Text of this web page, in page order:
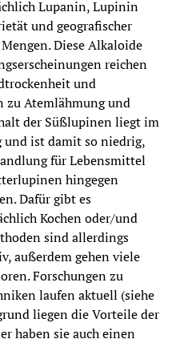
Lupanin, Lupinin
und geografischer
Diese Alkaloide
reichen
und
zu Atemlähmung und
der Süßlupinen liegt im
und ist damit so niedrig,
für Lebensmittel
hingegen
Dafür gibt es
Kochen oder/und
sind allerdings
außerdem gehen viele
Forschungen zu
laufen aktuell (siehe
liegen die Vorteile der
haben sie auch einen